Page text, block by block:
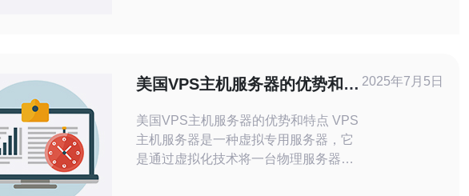
速度和用户体验。通常，性能由
CPU、内存和存储类型决定。选择
时，可以查看服务
美国VPS主机服务器的优势和特
美国VPS主机服务器的优势和特点 VPS
主机服务器是一种虚拟专用服务器，它
是通过虚拟化技术将一台物理服务器划
2025年7月5日